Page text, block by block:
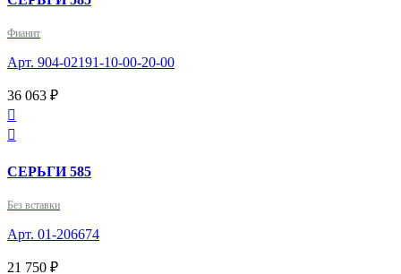
Фианит
Арт. 904-02191-10-00-20-00
36 063 ₽


СЕРЬГИ 585
Без вставки
Арт. 01-206674
21 750 ₽